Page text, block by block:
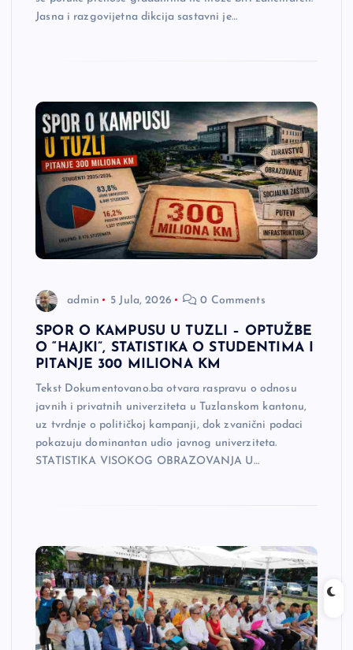
Jasna i razgovijetna dikcija sastavni je…
admin 5 Jula, 2026 0 Comments
SPOR O KAMPUSU U TUZLI – OPTUŽBE
O “HAJKI”, STATISTIKA O STUDENTIMA I
PITANJE 300 MILIONA KM
Tekst Dokumentovano.ba otvara raspravu o odnosu
javnih i privatnih univerziteta u Tuzlanskom kantonu,
uz tvrdnje o političkoj kampanji, dok zvanični podaci
pokazuju dominantan udio javnog univerziteta.
STATISTIKA VISOKOG OBRAZOVANJA U…